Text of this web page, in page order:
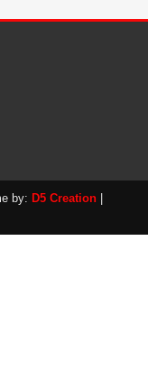
by: D5 Creation